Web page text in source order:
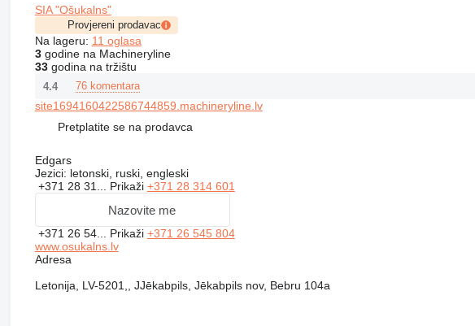
SIA "Ošukalns"
Provjereni prodavac
Na lageru: 11 oglasa
3godine na Machineryline
33godina na tržištu
4.4 76 komentara
site1694160422586744859.machineryline.lv
Pretplatite se na prodavca
Edgars
Jezici: letonski, ruski, engleski
+371 28 31... Prikaži +371 28 314 601
Nazovite me
+371 26 54... Prikaži +371 26 545 804
www.osukalns.lv
Adresa
Letonija, LV-5201,, JJēkabpils, Jēkabpils nov, Bebru 104a